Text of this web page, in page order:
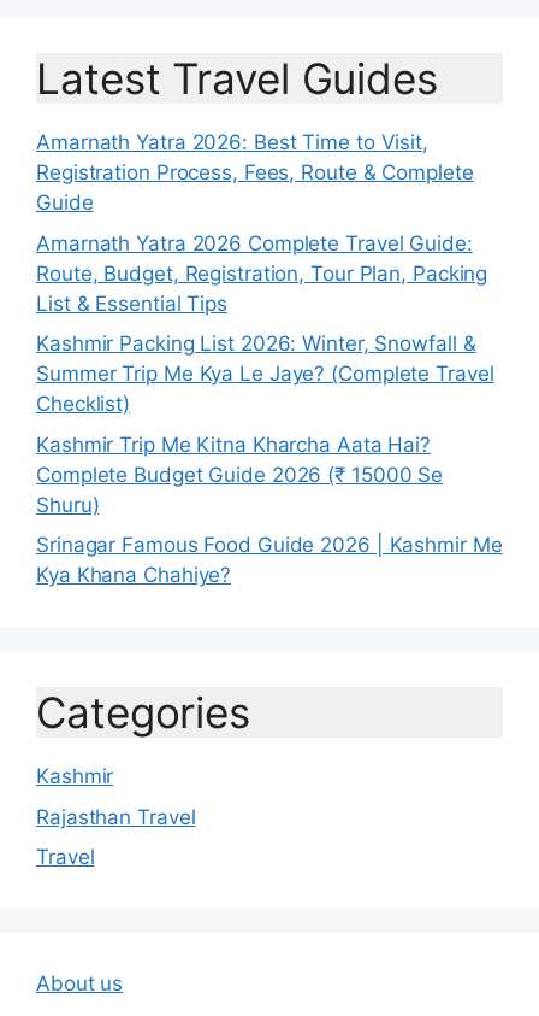
Latest Travel Guides
Amarnath Yatra 2026: Best Time to Visit,
Registration Process, Fees, Route & Complete
Guide
Amarnath Yatra 2026 Complete Travel Guide:
Route, Budget, Registration, Tour Plan, Packing
List & Essential Tips
Kashmir Packing List 2026: Winter, Snowfall &
Summer Trip Me Kya Le Jaye? (Complete Travel
Checklist)
Kashmir Trip Me Kitna Kharcha Aata Hai?
Complete Budget Guide 2026 (₹ 15000 Se
Shuru)
Srinagar Famous Food Guide 2026 | Kashmir Me
Kya Khana Chahiye?
Categories
Kashmir
Rajasthan Travel
Travel
About us